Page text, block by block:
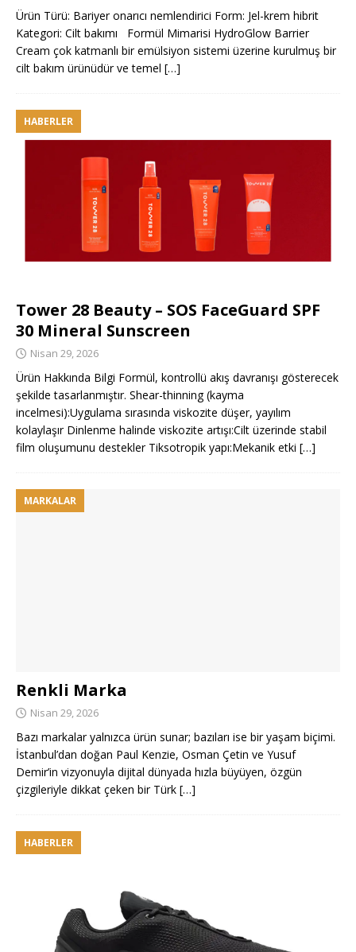
Ürün Türü: Bariyer onarıcı nemlendirici Form: Jel-krem hibrit
Kategori: Cilt bakımı Formül Mimarisi HydroGlow Barrier
Cream çok katmanlı bir emülsiyon sistemi üzerine kurulmuş bir
cilt bakım ürünüdür ve temel […]
HABERLER
Tower 28 Beauty – SOS FaceGuard SPF
30 Mineral Sunscreen
Nisan 29, 2026
Ürün Hakkında Bilgi Formül, kontrollü akış davranışı gösterecek
şekilde tasarlanmıştır. Shear-thinning (kayma
incelmesi):Uygulama sırasında viskozite düşer, yayılım
kolaylaşır Dinlenme halinde viskozite artışı:Cilt üzerinde stabil
film oluşumunu destekler Tiksotropik yapı:Mekanik etki […]
MARKALAR
Renkli Marka
Nisan 29, 2026
Bazı markalar yalnızca ürün sunar; bazıları ise bir yaşam biçimi.
İstanbul’dan doğan Paul Kenzie, Osman Çetin ve Yusuf
Demir’in vizyonuyla dijital dünyada hızla büyüyen, özgün
çizgileriyle dikkat çeken bir Türk […]
HABERLER